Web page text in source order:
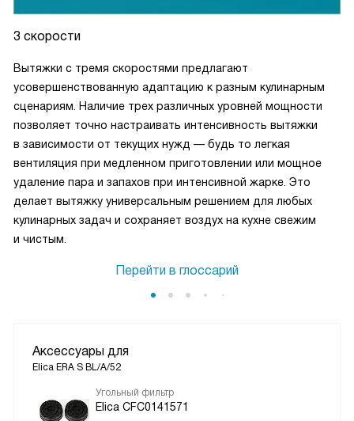
3 скорости
Вытяжки с тремя скоростями предлагают
усовершенствованную адаптацию к разным кулинарным
сценариям. Наличие трех различных уровней мощности
позволяет точно настраивать интенсивность вытяжки
в зависимости от текущих нужд — будь то легкая
вентиляция при медленном приготовлении или мощное
удаление пара и запахов при интенсивной жарке. Это
делает вытяжку универсальным решением для любых
кулинарных задач и сохраняет воздух на кухне свежим
и чистым.
Перейти в глоссарий
Аксессуары для
Elica ERA S BL/A/52
Угольный фильтр
Elica CFC0141571